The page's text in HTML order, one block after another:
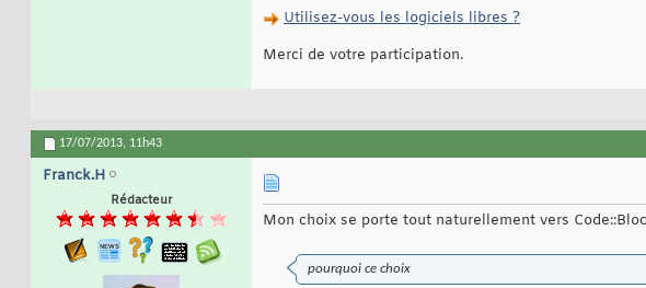
Utilisez-vous les logiciels libres ?
Merci de votre participation.
17/07/2013, 11h43
Franck.H
Rédacteur
Mon choix se porte tout naturellement vers
pourquoi ce choix